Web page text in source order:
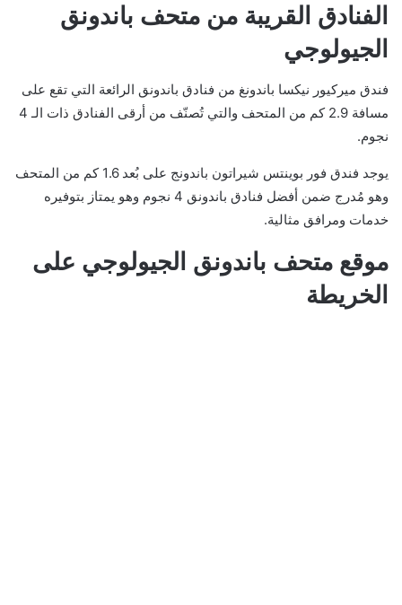
الفنادق القريبة من متحف باندونق
الجيولوجي
فندق ميركيور نيكسا باندونغ من فنادق باندونق الرائعة التي تقع على
مسافة 2.9 كم من المتحف والتي تُصنّف من أرقى الفنادق ذات الـ 4
نجوم.
يوجد فندق فور بوينتس شيراتون باندونج على بُعد 1.6 كم من المتحف
وهو مُدرج ضمن أفضل فنادق باندونق 4 نجوم وهو يمتاز بتوفيره
خدمات ومرافق مثالية.
موقع متحف باندونق الجيولوجي على
الخريطة